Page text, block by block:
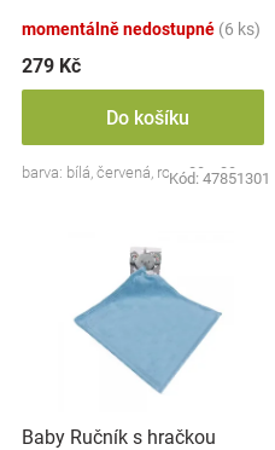
oblečení
Novinky
Značky
Přihlášení
t
ů
momentálně nedostupné (6 ks)
279 Kč
Do košíku
barva: bílá, červená, roz.: 80 x 80 cm
Kód: 47851301
Baby Ručník s hračkou